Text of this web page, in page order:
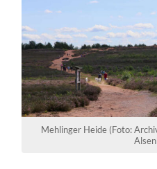
Mehlinger Heide (Foto: